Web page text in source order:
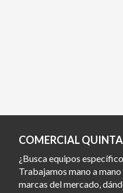
COMERCIAL
¿Busca equipos
Trabajamos mano a
marcas del mercado,